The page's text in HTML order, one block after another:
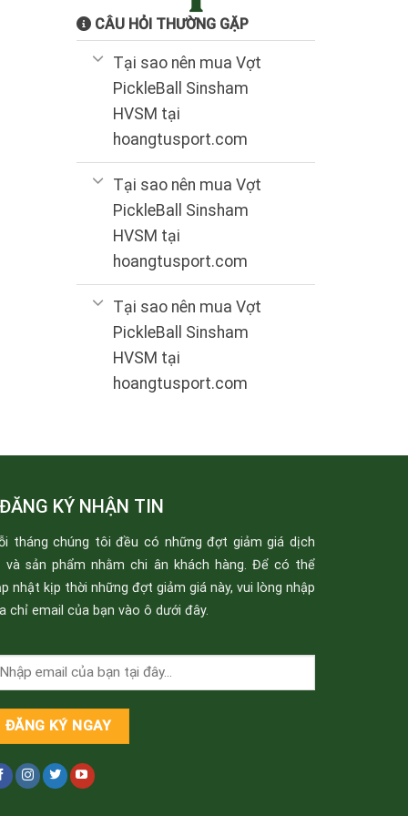
CÂU HỎI THƯỜNG GẶP
Tại sao nên mua Vợt
PickleBall Sinsham
HVSM tại
hoangtusport.com
Tại sao nên mua Vợt
PickleBall Sinsham
HVSM tại
hoangtusport.com
Tại sao nên mua Vợt
PickleBall Sinsham
HVSM tại
hoangtusport.com
ĐĂNG KÝ NHẬN TIN
tháng chúng tôi đều có những đợt giảm giá dịch
và sản phẩm nhằm chi ân khách hàng. Để có thể
nhật kịp thời những đợt giảm giá này, vui lòng nhập
chỉ email của bạn vào ô dưới đây.